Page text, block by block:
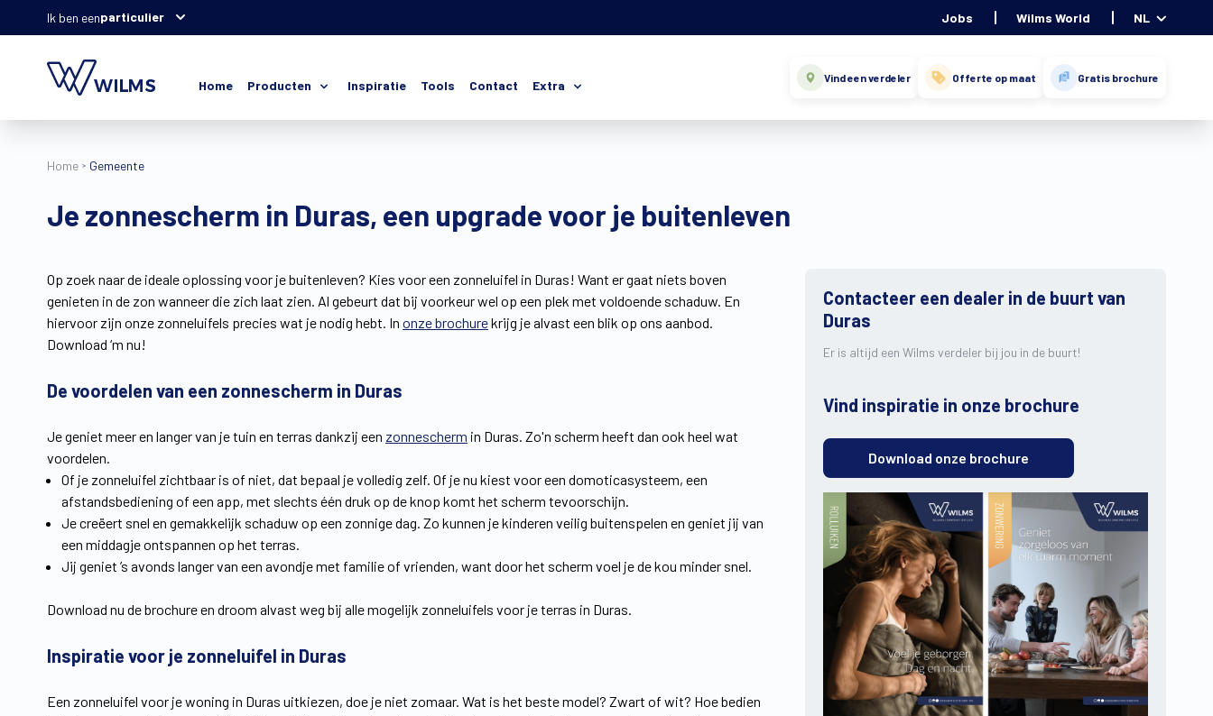
Ik ben eenparticulier Jobs Wilms World NL
Home Producten Inspiratie Tools Contact Extra Vind een verdeler Offerte op maat Gratis brochure
Home Gemeente
Je zonnescherm in Duras, een upgrade voor je buitenleven
Op zoek naar de ideale oplossing voor je buitenleven? Kies voor een zonneluifel in Duras! Want er gaat niets boven
genieten in de zon wanneer die zich laat zien. Al gebeurt dat bij voorkeur wel op een plek met voldoende schaduw. En
hiervoor zijn onze zonneluifels precies wat je nodig hebt. In onze brochurekrijg je alvast een blik op ons aanbod.
Download ‘m nu!
De voordelen van een zonnescherm in Duras
Je geniet meer en langer van je tuin en terras dankzij een zonnescherm in Duras. Zo'n scherm heeft dan ook heel wat
voordelen.
Of je zonneluifel zichtbaar is of niet, dat bepaal je volledig zelf. Of je nu kiest voor een domoticasysteem, een
afstandsbediening of een app, met slechts één druk op de knop komt het scherm tevoorschijn.
Je creëert snel en gemakkelijk schaduw op een zonnige dag. Zo kunnen je kinderen veilig buitenspelen en geniet jij van
een middagje ontspannen op het terras.
Jij geniet ’s avonds langer van een avondje met familie of vrienden, want door het scherm voel je de kou minder snel.
Download nu de brochure en droom alvast weg bij alle mogelijk zonneluifels voor je terras in Duras.
Inspiratie voor je zonneluifel in Duras
Een zonneluifel voor je woning in Duras uitkiezen, doe je niet zomaar. Wat is het beste model? Zwart of wit? Hoe bedien
Contacteer een dealer in de buurt van
Duras
Er is altijd een Wilms verdeler bij jou in de buurt!
Vind inspiratie in onze brochure
Download onze brochure